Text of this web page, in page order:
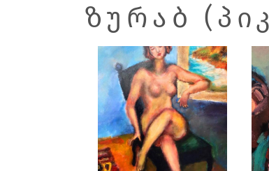
ᲖᲣᲠᲐᲑ